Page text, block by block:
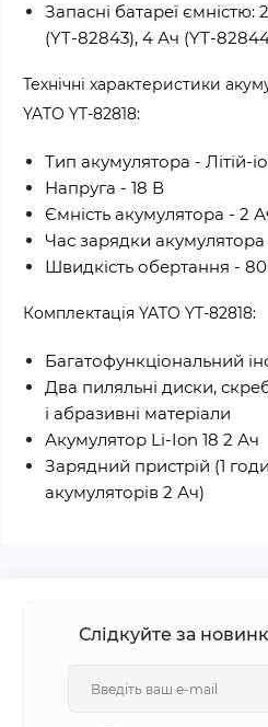
Запасні батареї ємністю:
(YT-82843), 4 Ач (YT-
Технічні характеристики
YATO YT-82818:
Тип акумулятора - Літій-
Напруга - 18 В
Ємність акумулятора - 2
Час зарядки акумулятора
Швидкість обертання -
Комплектація YATO YT-82818:
Багатофункціональний
Два пиляльні диски,
і абразивні матеріали
Акумулятор Li-Ion 18 2 Ач
Зарядний пристрій (1
акумуляторів 2 Ач)
Слідкуйте за